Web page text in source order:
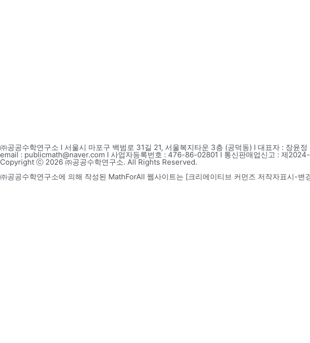
㈜공공수학연구소 I 서울시 마포구 백범로 31길 21, 서울복지타운 3층 (공덕동) I 대표자 : 장윤정
email : publicmath@naver.com I 사업자등록번호 : 476-86-02801 I 통신판매업신고 : 제
Copyright ⓒ 2026 ㈜공공수학연구소. All Rights Reserved.
㈜공공수학연구소에 의해 작성된 MathForAll 웹사이트는 [크리에이티브 커먼즈 저작자표시-